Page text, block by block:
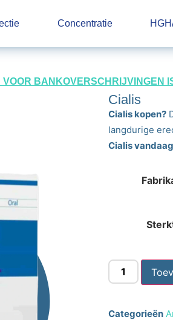
Concentratie
BANKOVERSCHRIJVINGEN
Cialis
Cialis kopen?
langdurige
Cialis
Categorieën